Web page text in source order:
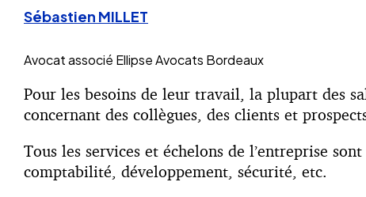
Sébastien MILLET
Avocat associé Ellipse Avocats Bordeaux
Pour les besoins de leur travail, la plupart des
concernant des collègues, des clients et
Tous les services et échelons de l’entreprise
comptabilité, développement, sécurité, etc.